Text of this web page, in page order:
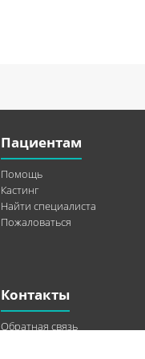
Пациентам
Помощь
Кастинг
Найти специалиста
Пожаловаться
Контакты
Обратная связь